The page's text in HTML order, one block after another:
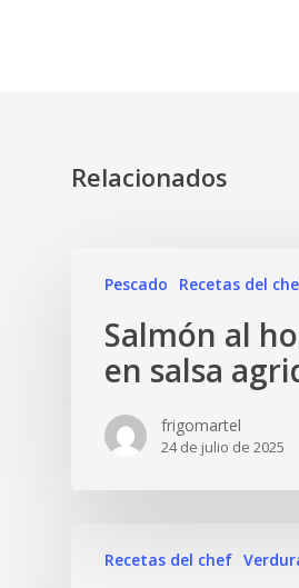
Relacionados
Pescado Recetas del
Salmón al
en salsa
frigomartel
24 de julio de 2025
Recetas del chef